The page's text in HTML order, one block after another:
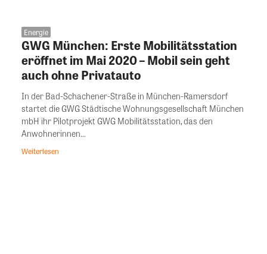
Energie
GWG München: Erste Mobilitätsstation
eröffnet im Mai 2020 – Mobil sein geht
auch ohne Privatauto
In der Bad-Schachener-Straße in München-Ramersdorf
startet die GWG Städtische Wohnungsgesellschaft München
mbH ihr Pilotprojekt GWG Mobilitätsstation, das den
Anwohnerinnen...
Weiterlesen